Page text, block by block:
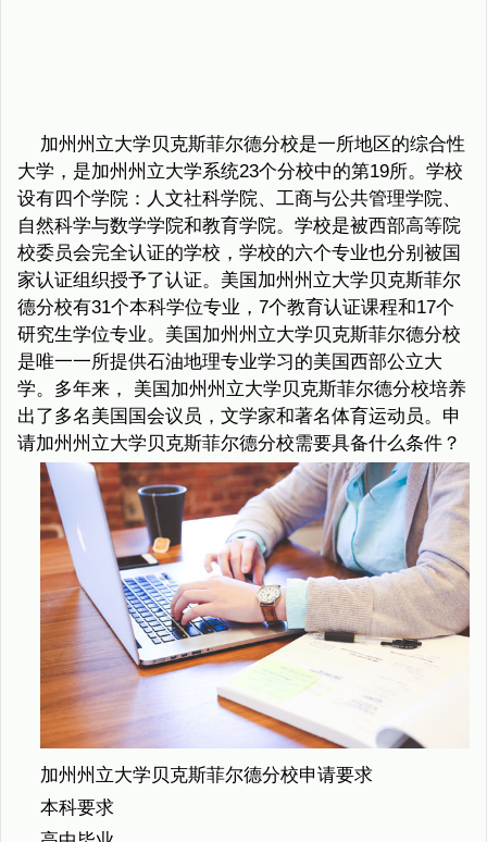
加州州立大学贝克斯菲尔德分校是一所地区的综合性
大学，是加州州立大学系统23个分校中的第19所。学校
设有四个学院：人文社科学院、工商与公共管理学院、
自然科学与数学学院和教育学院。学校是被西部高等院
校委员会完全认证的学校，学校的六个专业也分别被国
家认证组织授予了认证。美国加州州立大学贝克斯菲尔
德分校有31个本科学位专业，7个教育认证课程和17个
研究生学位专业。美国加州州立大学贝克斯菲尔德分校
是唯一一所提供石油地理专业学习的美国西部公立大
学。多年来， 美国加州州立大学贝克斯菲尔德分校培养
出了多名美国国会议员，文学家和著名体育运动员。申
请加州州立大学贝克斯菲尔德分校需要具备什么条件？
加州州立大学贝克斯菲尔德分校申请要求
本科要求